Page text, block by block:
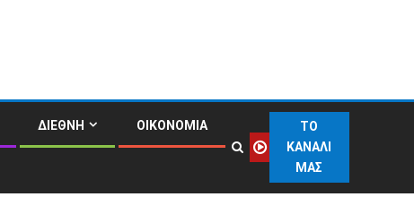
ΔΙΕΘΝΗ ΟΙΚΟΝΟΜΙΑ
ΤΟ
ΚΑΝΑΛΙ
ΜΑΣ